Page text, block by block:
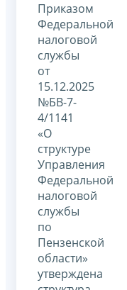
Приказом
Федеральной
налоговой
службы
от
15.12.2025
№БВ-7-
4/1141
«О
структуре
Управления
Федеральной
налоговой
службы
по
Пензенской
области»
утверждена